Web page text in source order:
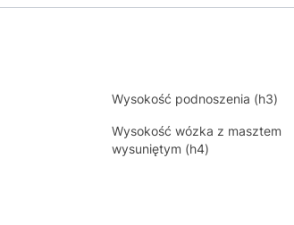
Wysokość podnoszenia (h3)
Wysokość wózka z masztem
wysuniętym (h4)